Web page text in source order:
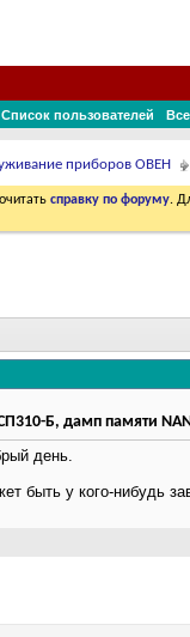
Список пользователей
приборов ОВЕН
справку по форуму.
Б, дамп памяти
день.
быть у кого-нибудь